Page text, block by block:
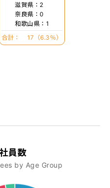
滋賀県：2
奈良県：0
和歌山県：1
合計：
17（6.3％）
員数
by Age Group